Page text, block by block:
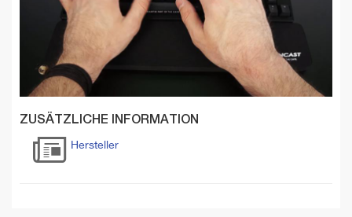
ZUSÄTZLICHE INFORMATION
Hersteller